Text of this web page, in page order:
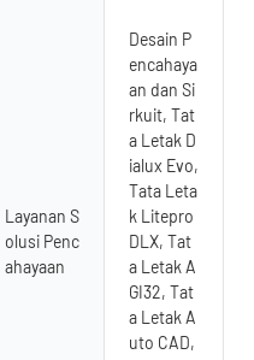
Layanan S
olusi Penc
ahayaan
Desain P
encahaya
an dan Si
rkuit, Tat
a Letak D
ialux Evo,
Tata Leta
k Litepro
DLX, Tat
a Letak A
GI32, Tat
a Letak A
uto CAD,